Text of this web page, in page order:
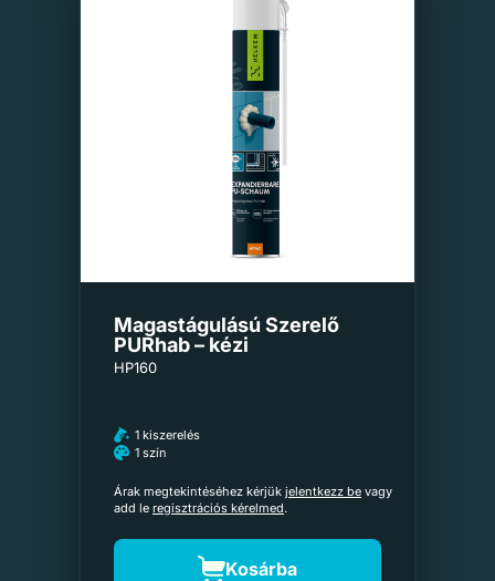
Magastágulású Szerelő
PURhab – kézi
HP160
1 kiszerelés
1 szín
Árak megtekintéséhez kérjük jelentkezz be vagy
add le regisztrációs kérelmed.
Kosárba